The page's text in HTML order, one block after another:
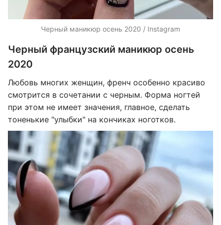
Черный маникюр осень 2020 / Instagram
Черный французский маникюр осень
2020
Любовь многих женщин, френч особенно красиво
смотрится в сочетании с черным. Форма ногтей
при этом не имеет значения, главное, сделать
тоненькие "улыбки" на кончиках ноготков.